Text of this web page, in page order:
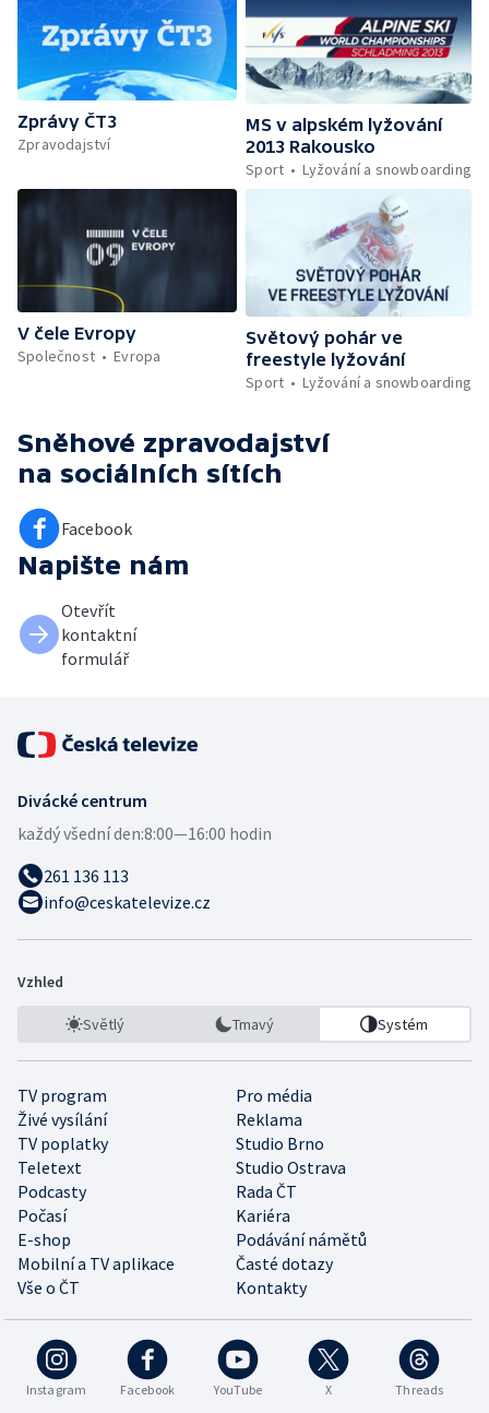
Zprávy ČT3
Zpravodajství
MS v alpském lyžování
2013 Rakousko
Sport
Lyžování a snowboarding
V čele Evropy
Společnost
Evropa
Světový pohár ve
freestyle lyžování
Sport
Lyžování a snowboarding
Sněhové zpravodajství
na sociálních sítích
Facebook
Napište nám
Otevřít
kontaktní
formulář
Divácké centrum
každý všední den:8:00—16:00 hodin
261 136 113
info@ceskatelevize.cz
Vzhled
Světlý Tmavý Systém
TV program
Pro média
Živé vysílání
Reklama
TV poplatky
Studio Brno
Teletext
Studio Ostrava
Podcasty
Rada ČT
Počasí
Kariéra
E-shop
Podávání námětů
Mobilní a TV aplikace
Časté dotazy
Vše o ČT
Kontakty
Instagram Facebook YouTube X Threads